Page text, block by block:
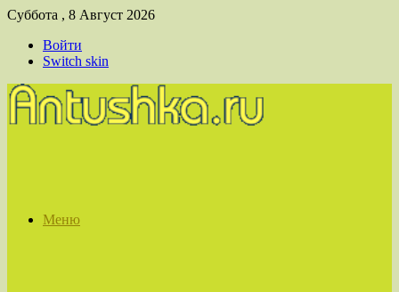
Суббота , 8 Август 2026
Войти
Switch skin
Меню